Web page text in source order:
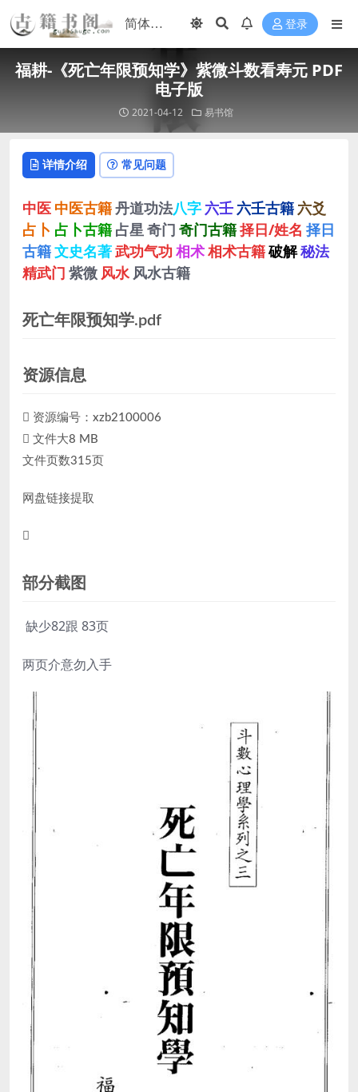
登录
福耕-《死亡年限预知学》紫微斗数看寿元 PDF
电子版
2021-04-12 易书馆
详情介绍 常见问题
中医 中医古籍丹道功法八字 六壬 六壬古籍 六爻
占卜 占卜古籍 占星 奇门 奇门古籍择日/姓名 择日
古籍文史名著武功气功 相术相术古籍破解秘法
精武门 紫微 风水 风水古籍
死亡年限预知学.pdf
资源信息
资源编号：xzb2100006
文件大8 MB
文件页数315页
网盘链接提取
部分截图
缺少82跟 83页
两页介意勿入手